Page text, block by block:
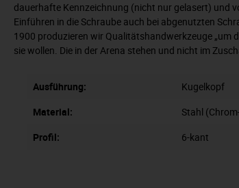
dauerhafte Kennzeichnung (nicht nur gelasert) und
Einführen in die Schraube auch bei abgenutzten
1900 produzieren wir Qualitätshandwerkzeuge „um
sie wollen. Die in der Arena stehen und nicht im
Ausführung:
Kugelkopf
Material:
Stahl
Profil:
6-kant